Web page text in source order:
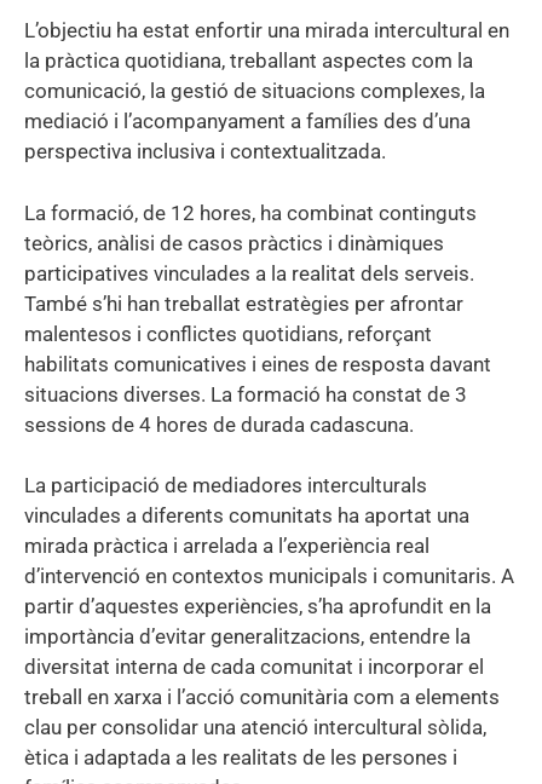
L’objectiu ha estat enfortir una mirada intercultural en
la pràctica quotidiana, treballant aspectes com la
comunicació, la gestió de situacions complexes, la
mediació i l’acompanyament a famílies des d’una
perspectiva inclusiva i contextualitzada.
La formació, de 12 hores, ha combinat continguts
teòrics, anàlisi de casos pràctics i dinàmiques
participatives vinculades a la realitat dels serveis.
També s’hi han treballat estratègies per afrontar
malentesos i conflictes quotidians, reforçant
habilitats comunicatives i eines de resposta davant
situacions diverses. La formació ha constat de 3
sessions de 4 hores de durada cadascuna.
La participació de mediadores interculturals
vinculades a diferents comunitats ha aportat una
mirada pràctica i arrelada a l’experiència real
d’intervenció en contextos municipals i comunitaris. A
partir d’aquestes experiències, s’ha aprofundit en la
importància d’evitar generalitzacions, entendre la
diversitat interna de cada comunitat i incorporar el
treball en xarxa i l’acció comunitària com a elements
clau per consolidar una atenció intercultural sòlida,
ètica i adaptada a les realitats de les persones i